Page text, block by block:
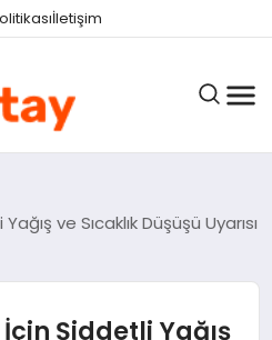
İletişim
ve Sıcaklık Düşüşü Uyarısı
Şiddetli Yağış